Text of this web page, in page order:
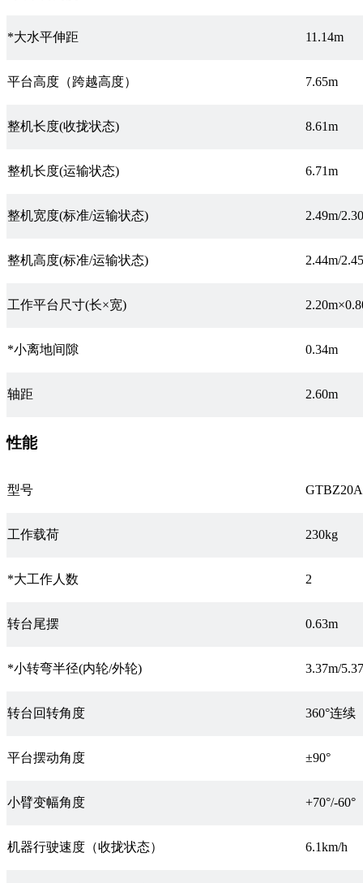
*大水平伸距 11.14m
平台高度（跨越高度） 7.65m
整机长度(收拢状态) 8.61m
整机长度(运输状态) 6.71m
整机宽度(标准/运输状态) 2.49m/
整机高度(标准/运输状态) 2.44m/
工作平台尺寸(长×宽)
*小离地间隙 0.34m
轴距 2.60m
性能
型号
工作载荷 230kg
*大工作人数 2
转台尾摆 0.63m
*小转弯半径(内轮/外轮) 3.37m/
转台回转角度 360°连续
平台摆动角度 ±90°
小臂变幅角度 +70°/-60°
机器行驶速度（收拢状态） 6.1km/h